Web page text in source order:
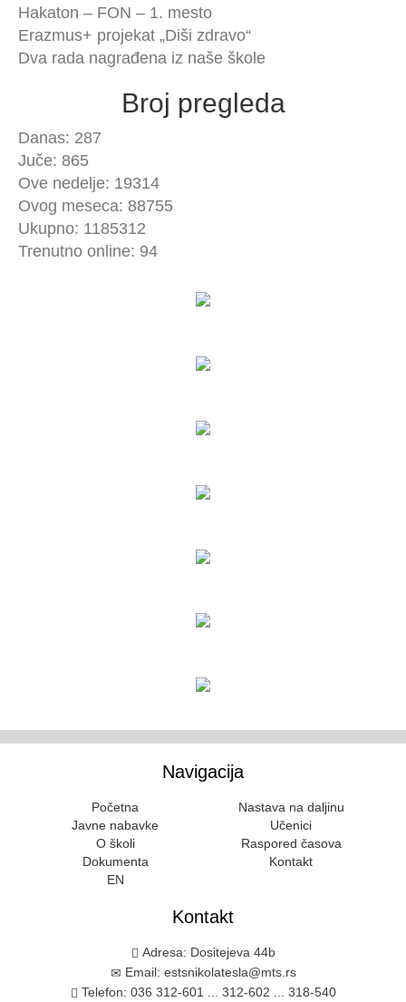
Hakaton – FON – 1. mesto
Erazmus+ projekat „Diši zdravo“
Dva rada nagrađena iz naše škole
Broj pregleda
Danas: 287
Juče: 865
Ove nedelje: 19314
Ovog meseca: 88755
Ukupno: 1185312
Trenutno online: 94
Navigacija
Početna
Nastava na daljinu
Javne nabavke
Učenici
O školi
Raspored časova
Dokumenta
Kontakt
EN
Kontakt
Adresa: Dositejeva 44b
Email: estsnikolatesla@mts.rs
Telefon: 036 312-601 ... 312-602 ... 318-540